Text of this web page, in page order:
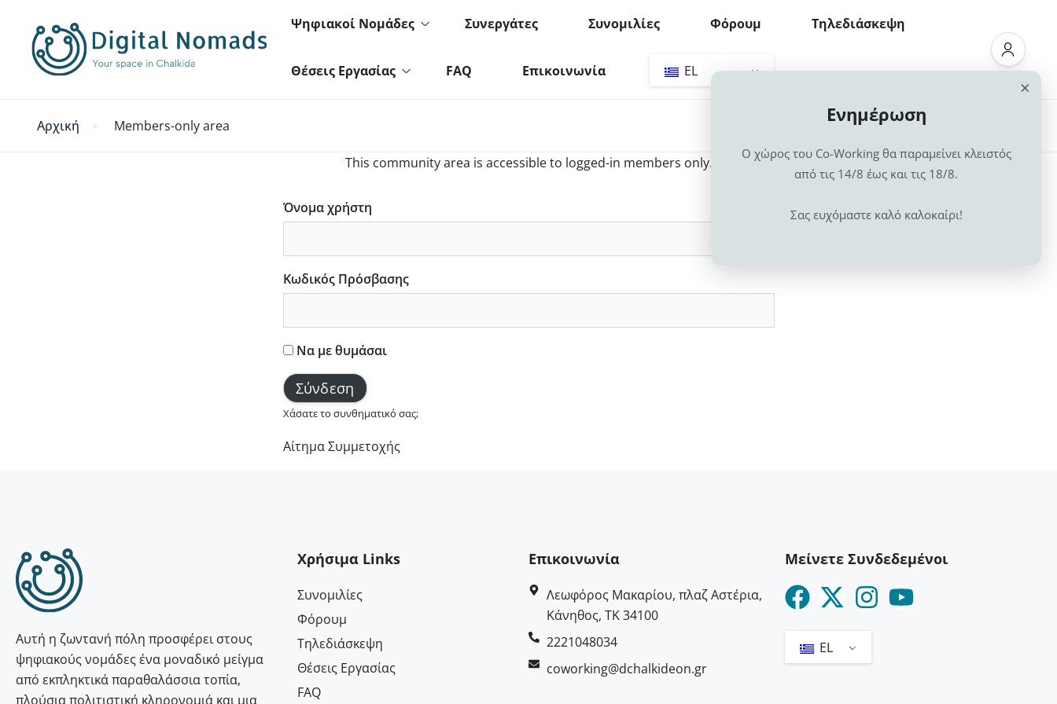
Ψηφιακοί Νομάδες Συνεργάτες Συνομιλίες Φόρουμ Τηλεδιάσκεψη
Θέσεις Εργασίας FAQ Επικοινωνία EL
Αρχική Members-only area
This community area is accessible to logged-in members only.
Όνομα χρήστη
Κωδικός Πρόσβασης
Να με θυμάσαι
Χάσατε το συνθηματικό σας;
Αίτημα Συμμετοχής
Αυτή η ζωντανή πόλη προσφέρει στους
ψηφιακούς νομάδες ένα μοναδικό μείγμα
από εκπληκτικά παραθαλάσσια τοπία,
πλούσια πολιτιστική κληρονομιά και μια
Χρήσιμα Links
Συνομιλίες
Φόρουμ
Τηλεδιάσκεψη
Θέσεις Εργασίας
FAQ
Επικοινωνία
Λεωφόρος Μακαρίου, πλαζ Αστέρια,
Κάνηθος, ΤΚ 34100
2221048034
coworking@dchalkideon.gr
Μείνετε Συνδεδεμένοι
EL
×
Ενημέρωση
Ο χώρος του Co-Working θα παραμείνει κλειστός
από τις 14/8 έως και τις 18/8.
Σας ευχόμαστε καλό καλοκαίρι!